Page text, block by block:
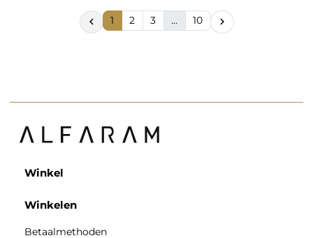
 1 2 3 … 10 
Winkel
Winkelen
Betaalmethoden